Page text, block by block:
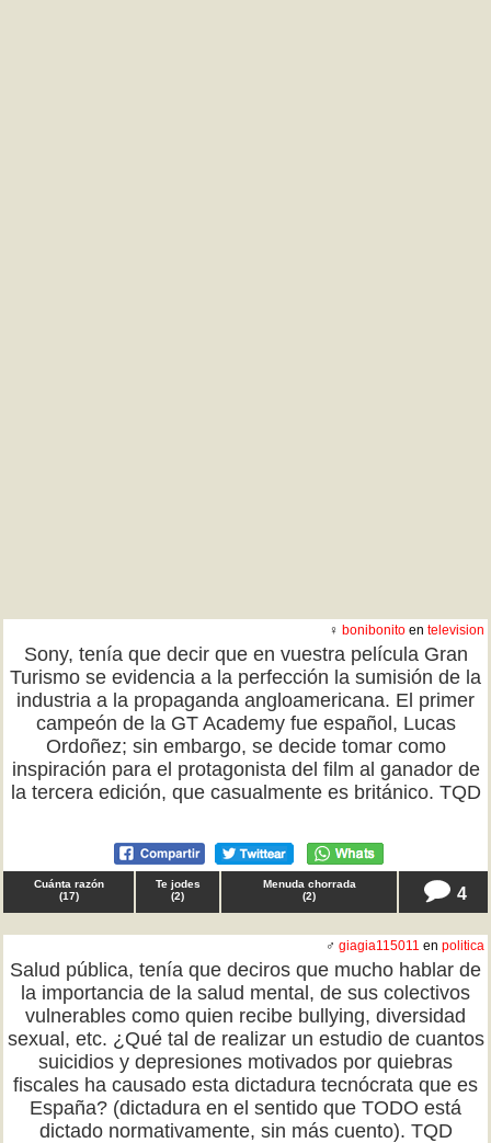
♀ bonibonito en television
Sony, tenía que decir que en vuestra película Gran
Turismo se evidencia a la perfección la sumisión de la
industria a la propaganda angloamericana. El primer
campeón de la GT Academy fue español, Lucas
Ordoñez; sin embargo, se decide tomar como
inspiración para el protagonista del film al ganador de
la tercera edición, que casualmente es británico. TQD
Cuánta razón
(17)
Te jodes
(2)
Menuda chorrada
(2) 4
♂ giagia115011 en politica
Salud pública, tenía que deciros que mucho hablar de
la importancia de la salud mental, de sus colectivos
vulnerables como quien recibe bullying, diversidad
sexual, etc. ¿Qué tal de realizar un estudio de cuantos
suicidios y depresiones motivados por quiebras
fiscales ha causado esta dictadura tecnócrata que es
España? (dictadura en el sentido que TODO está
dictado normativamente, sin más cuento). TQD